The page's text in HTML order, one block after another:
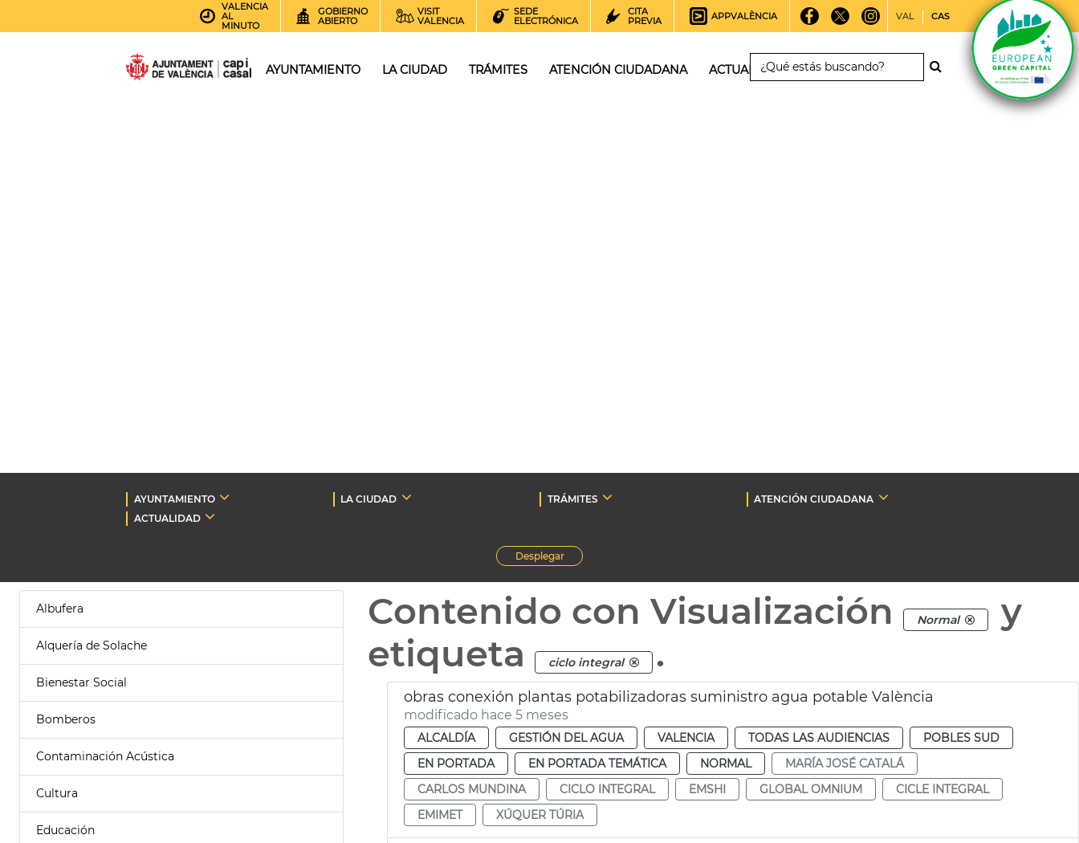
VALENCIA
AL
MINUTO
GOBIERNO
ABIERTO
VISIT
VALENCIA
SEDE
ELECTRÓNICA
CITA
PREVIA
APPVALÈNCIA VAL CAS
AYUNTAMIENTO LA CIUDAD TRÁMITES ATENCIÓN CIUDADANA ACTUALIDAD
AYUNTAMIENTO LA CIUDAD TRÁMITES
ATENCIÓN CIUDADANA
ACTUALIDAD
Desplegar
Albufera
Alquería de Solache
Bienestar Social
Bomberos
Contaminación Acústica
Cultura
Educación
Contenido con Visualización Normal
y
etiqueta
ciclo integral .
obras conexión plantas potabilizadoras suministro agua potable València
modificado hace 5 meses
ALCALDÍA GESTIÓN DEL AGUA VALENCIA TODAS LAS AUDIENCIAS
POBLES SUD
EN PORTADA
EN PORTADA TEMÁTICA NORMAL
MARÍA JOSÉ CATALÁ
CARLOS MUNDINA
CICLO INTEGRAL EMSHI GLOBAL OMNIUM
CICLE INTEGRAL
EMIMET
XÚQUER TÚRIA